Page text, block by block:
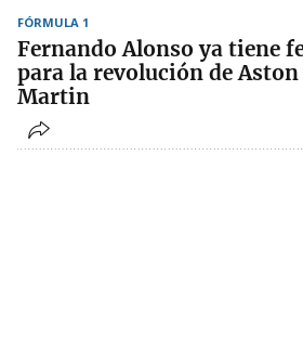
FÓRMULA 1
Fernando Alonso ya tiene
para la revolución de Aston
Martin